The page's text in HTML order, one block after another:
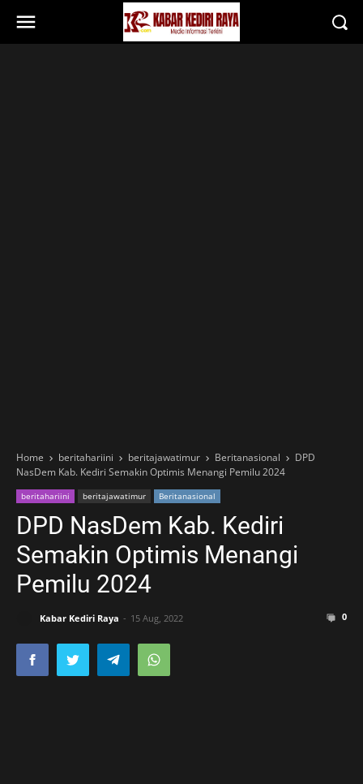
Home beritahariini beritajawatimur Beritanasional
DPD
NasDem Kab. Kediri Semakin Optimis Menangi Pemilu 2024
beritahariini beritajawatimur Beritanasional
DPD NasDem Kab. Kediri
Semakin Optimis Menangi
Pemilu 2024
Kabar Kediri Raya 15 Aug, 2022 0